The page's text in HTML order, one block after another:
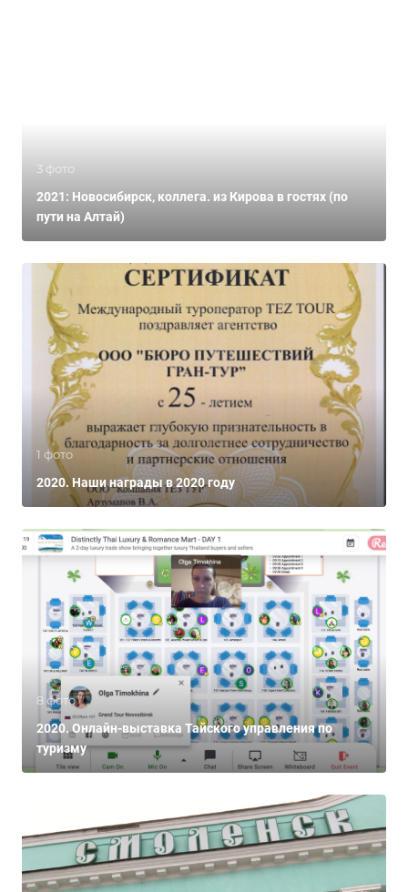
3 фото
2021: Новосибирск, коллега. из Кирова в гостях (по
пути на Алтай)
1 фото
2020. Наши награды в 2020 году
8 фото
2020. Онлайн-выставка Тайского управления по
туризму